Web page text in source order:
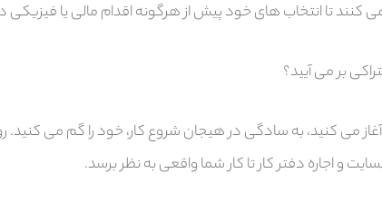
تا انتخاب های خود پیش از هرگونه اقدام مالی یا
بر می آیید؟
می کنید، به سادگی در هیجان شروع کار، خود را گم می
و اجاره دفتر کار تا کار شما واقعی به نظر برسد.